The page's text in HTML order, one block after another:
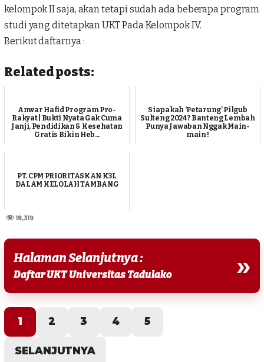
kelompok II saja, akan tetapi sudah ada beberapaprogram
studiyang ditetapkan UKT Pada Kelompok IV.
Berikut daftarnya :
Related posts:
Anwar Hafid Program Pro-
Rakyat | Bukti Nyata Gak Cuma
Janji, Pendidikan & Kesehatan
Gratis Bikin Heb...
Siapakah ‘Petarung’ Pilgub
Sulteng 2024 ? Banteng Lembah
Punya Jawaban Nggak Main-
main !
PT. CPM PRIORITASKAN K3L
DALAM KELOLAH TAMBANG
18,319
Halaman Selanjutnya :
Daftar UKT Universitas Tadulako »
1 2 3 4 5
SELANJUTNYA